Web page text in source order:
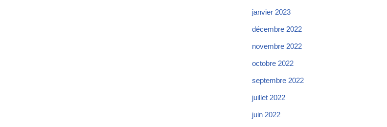
janvier 2023
décembre 2022
novembre 2022
octobre 2022
septembre 2022
juillet 2022
juin 2022